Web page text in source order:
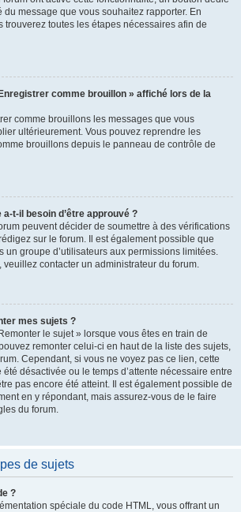
du message que vous souhaitez rapporter. En
trouverez toutes les étapes nécessaires afin de
comme brouillon » affiché lors de la
comme brouillons les messages que vous
ultérieurement. Vous pouvez reprendre les
brouillons depuis le panneau de contrôle de
t-il besoin d’être approuvé ?
peuvent décider de soumettre à des vérifications
sur le forum. Il est également possible que
un groupe d’utilisateurs aux permissions limitées.
veuillez contacter un administrateur du forum.
mes sujets ?
le sujet » lorsque vous êtes en train de
remonter celui-ci en haut de la liste des sujets,
Cependant, si vous ne voyez pas ce lien, cette
désactivée ou le temps d’attente nécessaire entre
pas encore été atteint. Il est également possible de
en y répondant, mais assurez-vous de le faire
du forum.
de sujets
?
spéciale du code HTML, vous offrant un